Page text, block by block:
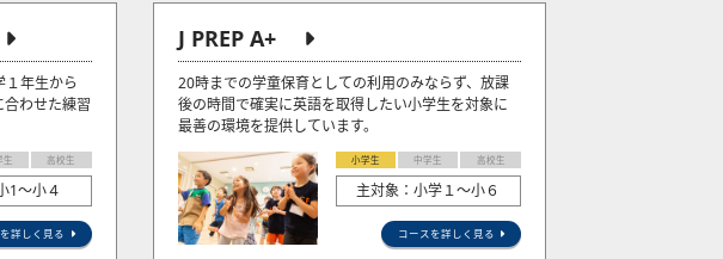
１年生から
わせた練習
生 高校生
1〜小４
詳しく見る
J PREP A+
20時までの学童保育としての利用のみならず、放課
後の時間で確実に英語を取得したい小学生を対象に
最善の環境を提供しています。
小学生 中学生 高校生
主対象：小学１～小６
コースを詳しく見る